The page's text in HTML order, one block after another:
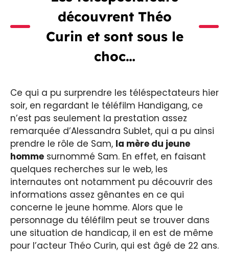
découvrent Théo
Curin et sont sous le
choc…
Ce qui a pu surprendre les téléspectateurs hier
soir, en regardant le téléfilm Handigang, ce
n’est pas seulement la prestation assez
remarquée d’Alessandra Sublet, qui a pu ainsi
prendre le rôle de Sam, la mère du jeune
homme surnommé Sam. En effet, en faisant
quelques recherches sur le web, les
internautes ont notamment pu découvrir des
informations assez gênantes en ce qui
concerne le jeune homme. Alors que le
personnage du téléfilm peut se trouver dans
une situation de handicap, il en est de même
pour l’acteur Théo Curin, qui est âgé de 22 ans.